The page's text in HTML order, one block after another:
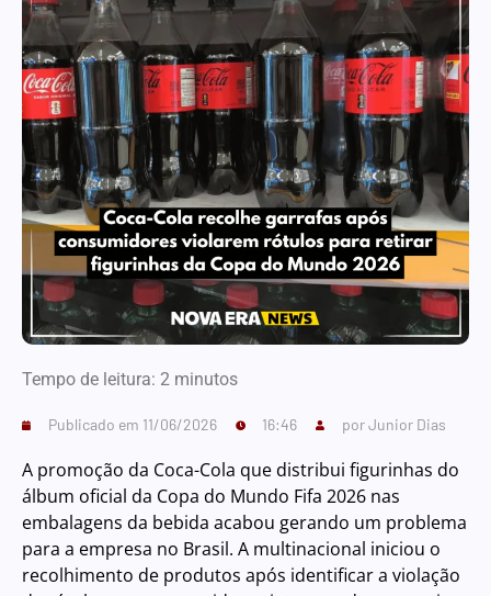
Tempo de leitura: 2 minutos
Publicado em 11/06/2026 16:46 porJunior Dias
A promoção da Coca-Cola que distribui figurinhas do
álbum oficial da Copa do Mundo Fifa 2026 nas
embalagens da bebida acabou gerando um problema
para a empresa no Brasil. A multinacional iniciou o
recolhimento de produtos após identificar a violação